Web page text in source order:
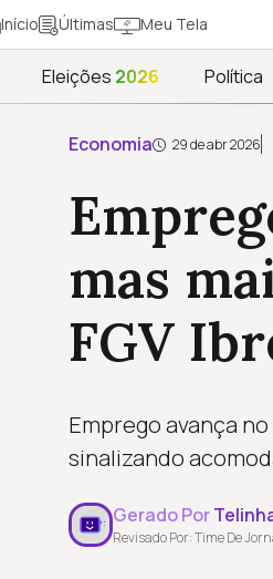
Início Últimas Meu Tela
Eleições 2026 Política
Economia 29 de abr 2026
mas
FGV
Emprego avança
sinalizando
Gerado Por
Revisado Por: Time De